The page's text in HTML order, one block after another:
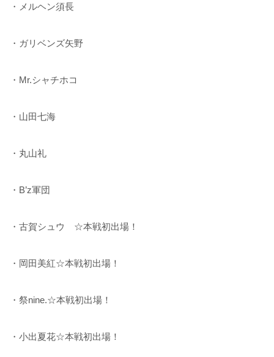
・メルヘン須長
・ガリベンズ矢野
・Mr.シャチホコ
・山田七海
・丸山礼
・B’z軍団
・古賀シュウ ☆本戦初出場！
・岡田美紅☆本戦初出場！
・祭nine.☆本戦初出場！
・小出夏花☆本戦初出場！